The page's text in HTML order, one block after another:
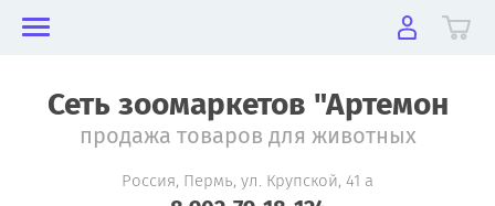
Сеть зоомаркетов "Артемон
продажа товаров для животных
Россия, Пермь, ул. Крупской, 41 а